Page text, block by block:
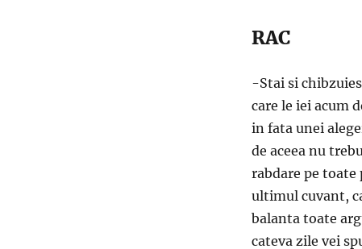
RAC
-Stai si
care le iei acum
in fata unei
de aceea nu
rabdare pe
ultimul cuvant,
balanta toate
cateva zile vei